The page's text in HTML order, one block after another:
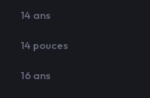
14 ans
14 pouces
16 ans